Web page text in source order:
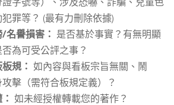
罪等？ (最有力刪除依據)
名譽損害： 是否基於事實？有無明顯
為可受公評之事？
規： 如內容與看板宗旨無關、鬧
擊（需符合板規定義）？
如未經授權轉載您的著作？